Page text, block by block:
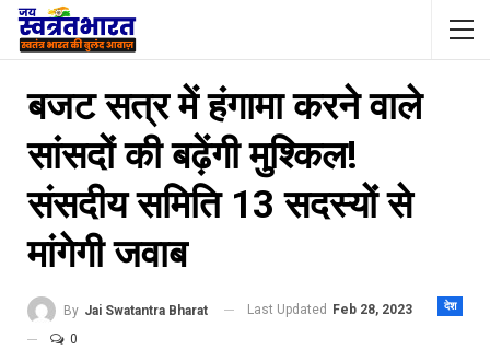
बजट सत्र में हंगामा करने वाले
सांसदों की बढ़ेंगी मुश्किल!
संसदीय समिति 13 सदस्यों से
मांगेगी जवाब
देश
By Jai Swatantra Bharat Last Updated
Feb 28, 2023
0